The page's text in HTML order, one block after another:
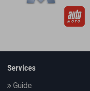
Services
Guide